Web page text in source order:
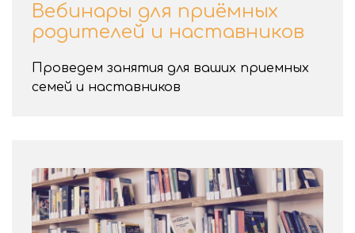
Вебинары для приёмных
родителей и наставников
Проведем занятия для ваших приемных
семей и наставников